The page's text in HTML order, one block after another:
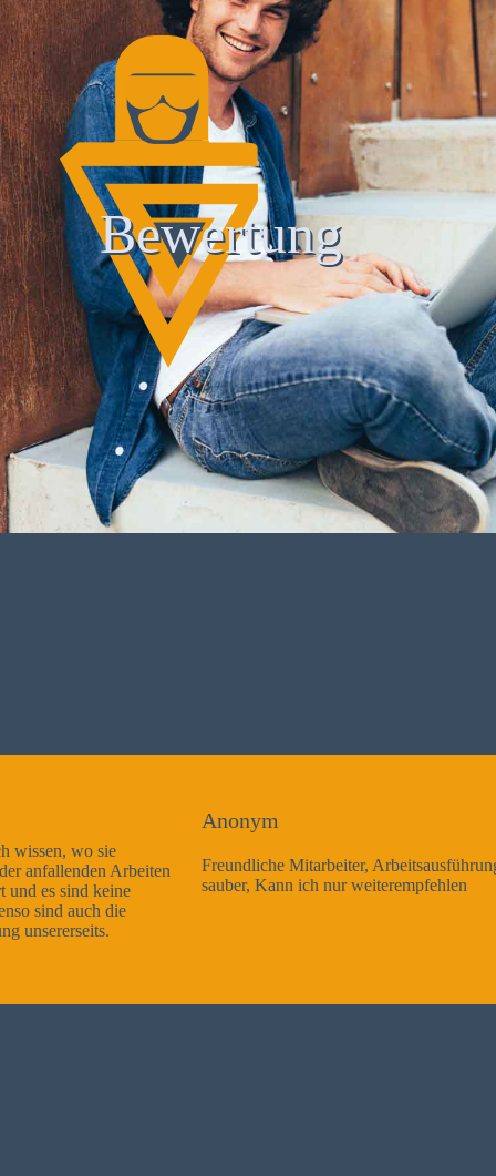
Bewertung
Freundliche Mitarbeiter, Arbeitsausführung sehr gut und sehr
sauber, Kann ich nur weiterempfehlen